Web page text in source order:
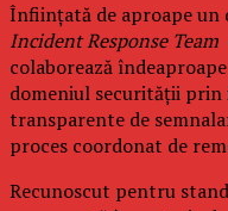
Înființată de aproape un
Incident Response Team
colaborează
domeniul securității
transparente de
proces coordonat de
Recunoscut pentru